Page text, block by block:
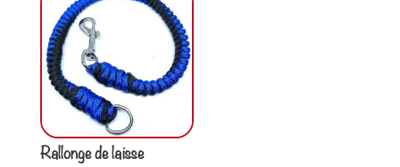
Rallonge de laisse